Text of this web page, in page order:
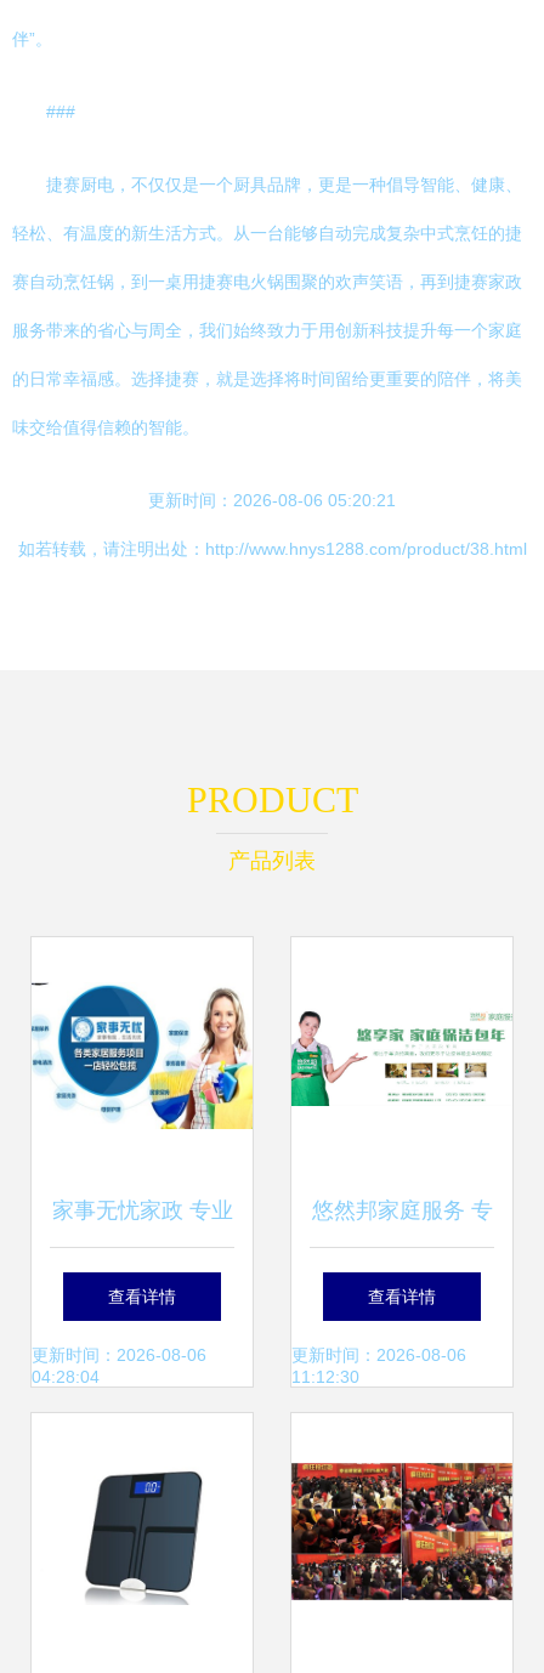
伴”。
###
捷赛厨电，不仅仅是一个厨具品牌，更是一种倡导智能、健康、
轻松、有温度的新生活方式。从一台能够自动完成复杂中式烹饪的捷
赛自动烹饪锅，到一桌用捷赛电火锅围聚的欢声笑语，再到捷赛家政
服务带来的省心与周全，我们始终致力于用创新科技提升每一个家庭
的日常幸福感。选择捷赛，就是选择将时间留给更重要的陪伴，将美
味交给值得信赖的智能。
更新时间：2026-08-06 05:20:21
如若转载，请注明出处：http://www.hnys1288.com/product/38.html
PRODUCT
产品列表
家事无忧家政 专业
家政服务，打造温
馨整洁的居家环境
查看详情
更新时间：2026-08-06
04:28:04
悠然邦家庭服务 专
业与温度并存的家
庭生活解决方案
查看详情
更新时间：2026-08-06
11:12:30